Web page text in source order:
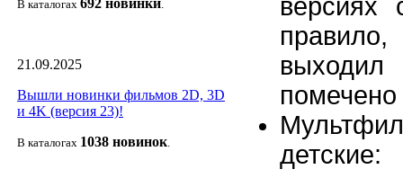
В каталогах 692 новинки.
21.09.2025
Вышли новинки фильмов 2D, 3D
и 4K (версия 23)!
В каталогах 1038 новинок.